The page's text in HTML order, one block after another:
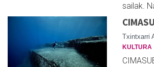
sailak.
Txintxarri
KULTURA